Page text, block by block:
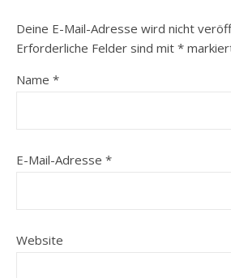
Deine E-Mail-Adresse wird nicht
Erforderliche Felder sind mit *
Name *
E-Mail-Adresse *
Website